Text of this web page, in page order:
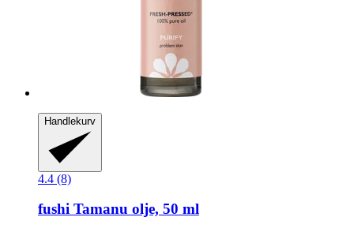
Handlekurv
4.4 (8)
fushi Tamanu olje, 50 ml